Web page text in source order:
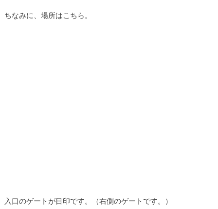
ちなみに、場所はこちら。
入口のゲートが目印です。（右側のゲートです。）